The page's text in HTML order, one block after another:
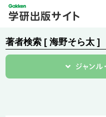
著者検索 [ 海野そら太 ]